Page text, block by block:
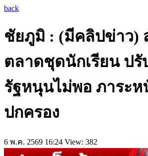
back
ชัยภูมิ : (มีคลิปข่าว)
ตลาดชุดนักเรียน ปรั
รัฐหนุนไม่พอ ภาระห
ปกครอง
6 พ.ค. 2569 16:24 View: 382